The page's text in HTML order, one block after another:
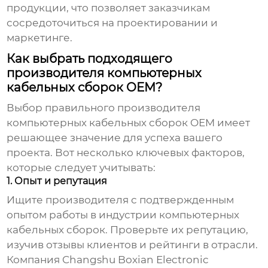
продукции, что позволяет заказчикам
сосредоточиться на проектировании и
маркетинге.
Как выбрать подходящего
производителя компьютерных
кабельных сборок OEM?
Выбор правильного производителя
компьютерных кабельных сборок OEM имеет
решающее значение для успеха вашего
проекта. Вот несколько ключевых факторов,
которые следует учитывать:
1. Опыт и репутация
Ищите производителя с подтвержденным
опытом работы в индустрии компьютерных
кабельных сборок. Проверьте их репутацию,
изучив отзывы клиентов и рейтинги в отрасли.
Компания Changshu Boxian Electronic